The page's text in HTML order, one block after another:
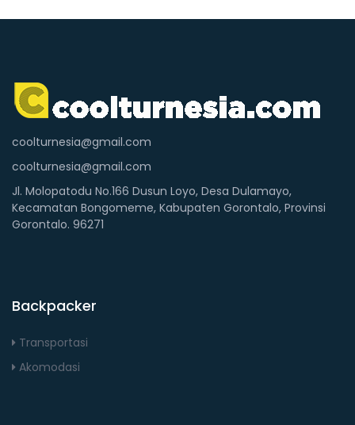
coolturnesia@gmail.com
coolturnesia@gmail.com
Jl. Molopatodu No.166 Dusun Loyo, Desa Dulamayo,
Kecamatan Bongomeme, Kabupaten Gorontalo, Provinsi
Gorontalo. 96271
Backpacker
Transportasi
Akomodasi